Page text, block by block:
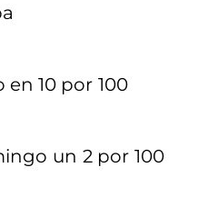
a Cuba
en 10 por 100
un 2 por 100